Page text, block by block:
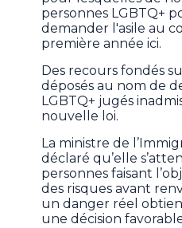
personnes LGBTQ+
demander l'asile au
première année ici.
Des recours fondés
déposés au nom de
LGBTQ+ jugés
nouvelle loi.
La ministre de
déclaré qu’elle
personnes faisant
des risques avant
un danger réel
une décision